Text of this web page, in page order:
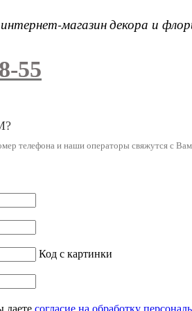
магазиндекора и
55
телефона и наши операторы свяжутся с
Код с картинки
даете согласие на обработку